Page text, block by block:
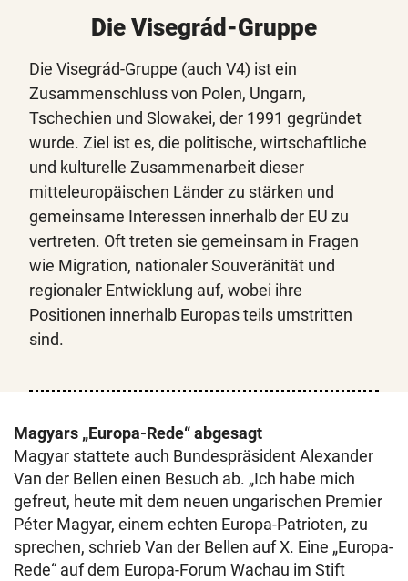
Die Visegrád-Gruppe
Die Visegrád-Gruppe (auch V4) ist ein
Zusammenschluss von Polen, Ungarn,
Tschechien und Slowakei, der 1991 gegründet
wurde. Ziel ist es, die politische, wirtschaftliche
und kulturelle Zusammenarbeit dieser
mitteleuropäischen Länder zu stärken und
gemeinsame Interessen innerhalb der EU zu
vertreten. Oft treten sie gemeinsam in Fragen
wie Migration, nationaler Souveränität und
regionaler Entwicklung auf, wobei ihre
Positionen innerhalb Europas teils umstritten
sind.
Magyars „Europa-Rede“ abgesagt
Magyar stattete auch Bundespräsident Alexander
Van der Bellen einen Besuch ab. „Ich habe mich
gefreut, heute mit dem neuen ungarischen Premier
Péter Magyar, einem echten Europa-Patrioten, zu
sprechen, schrieb Van der Bellen auf X. Eine „Europa-
Rede“ auf dem Europa-Forum Wachau im Stift